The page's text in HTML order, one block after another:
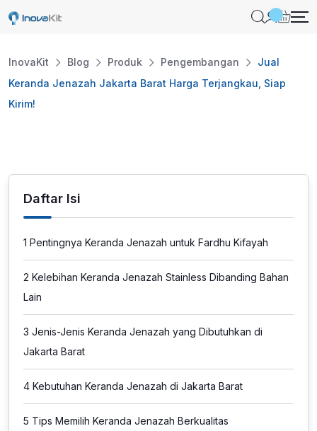
Skip
InovaKit Blog Produk Pengembangan
Jual
Keranda Jenazah Jakarta Barat Harga Terjangkau, Siap
Kirim!
Daftar Isi
1 Pentingnya Keranda Jenazah untuk Fardhu Kifayah
2 Kelebihan Keranda Jenazah Stainless Dibanding Bahan
Lain
3 Jenis-Jenis Keranda Jenazah yang Dibutuhkan di
Jakarta Barat
4 Kebutuhan Keranda Jenazah di Jakarta Barat
5 Tips Memilih Keranda Jenazah Berkualitas